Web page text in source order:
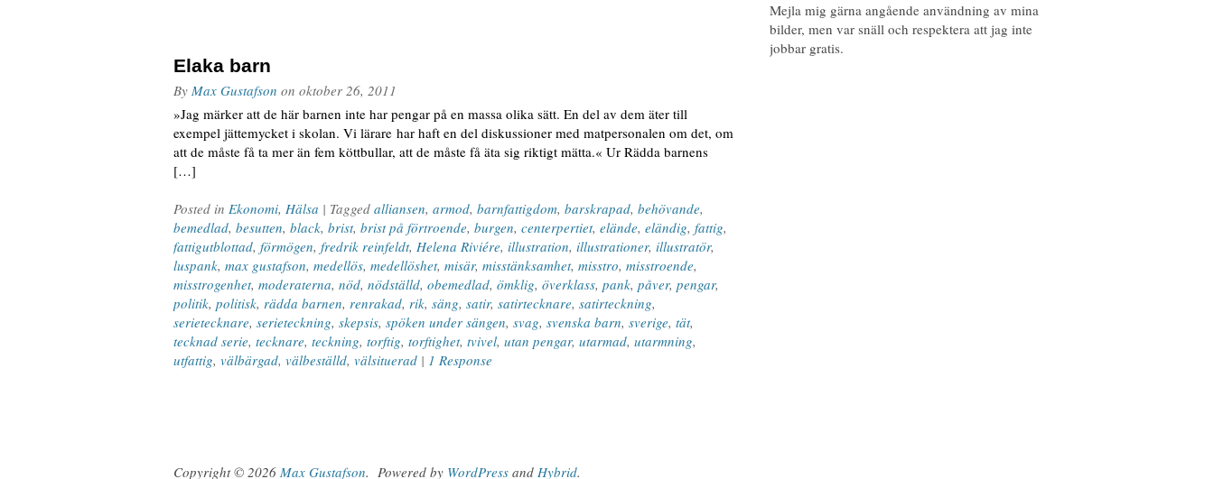
Elaka barn
By Max Gustafson on oktober 26, 2011
»Jag märker att de här barnen inte har pengar på en massa olika sätt. En del av dem äter till
exempel jättemycket i skolan. Vi lärare har haft en del diskussioner med matpersonalen om det, om
att de måste få ta mer än fem köttbullar, att de måste få äta sig riktigt mätta.« Ur Rädda barnens
[…]
Posted in Ekonomi, Hälsa | Tagged alliansen, armod, barnfattigdom, barskrapad, behövande,
bemedlad, besutten, black, brist, brist på förtroende, burgen, centerpertiet, elände, eländig, fattig,
fattigutblottad, förmögen, fredrik reinfeldt, Helena Riviére, illustration, illustrationer, illustratör,
luspank, max gustafson, medellös, medellöshet, misär, misstänksamhet, misstro, misstroende,
misstrogenhet, moderaterna, nöd, nödställd, obemedlad, ömklig, överklass, pank, påver, pengar,
politik, politisk, rädda barnen, renrakad, rik, säng, satir, satirtecknare, satirteckning,
serietecknare, serieteckning, skepsis, spöken under sängen, svag, svenska barn, sverige, tät,
tecknad serie, tecknare, teckning, torftig, torftighet, tvivel, utan pengar, utarmad, utarmning,
utfattig, välbärgad, välbeställd, välsituerad | 1 Response
Mejla mig gärna angående användning av mina
bilder, men var snäll och respektera att jag inte
jobbar gratis.
Copyright © 2026 Max Gustafson. Powered by WordPress and Hybrid.